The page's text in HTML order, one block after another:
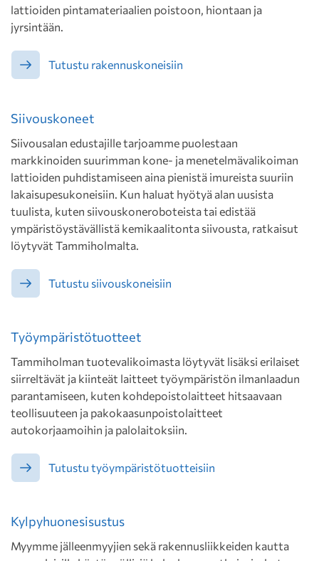
lattioiden pintamateriaalien poistoon, hiontaan ja
jyrsintään.
Tutustu rakennuskoneisiin
Siivouskoneet
Siivousalan edustajille tarjoamme puolestaan
markkinoiden suurimman kone- ja menetelmävalikoiman
lattioiden puhdistamiseen aina pienistä imureista suuriin
lakaisupesukoneisiin. Kun haluat hyötyä alan uusista
tuulista, kuten siivouskoneroboteista tai edistää
ympäristöystävällistä kemikaalitonta siivousta, ratkaisut
löytyvät Tammiholmalta.
Tutustu siivouskoneisiin
Työympäristötuotteet
Tammiholman tuotevalikoimasta löytyvät lisäksi erilaiset
siirreltävät ja kiinteät laitteet työympäristön ilmanlaadun
parantamiseen, kuten kohdepoistolaitteet hitsaavaan
teollisuuteen ja pakokaasunpoistolaitteet
autokorjaamoihin ja palolaitoksiin.
Tutustu työympäristötuotteisiin
Kylpyhuonesisustus
Myymme jälleenmyyjien sekä rakennusliikkeiden kautta